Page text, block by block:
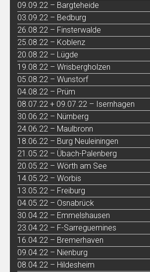
09.09.22 – Bargteheide
03.09.22 – Bedburg
26.08.22 – Finsterwalde
25.08.22 – Koblenz
20.08.22 – Lügde
19.08.22 – Wrisbergholzen
05.08.22 – Wunstorf
04.08.22 – Prüm
08.07.22 + 09.07.22 – Isernhagen
30.06.22 – Nürnberg
24.06.22 – Maulbronn
18.06.22 – Burg Neuleiningen
21.05.22 – Übach-Palenberg
20.05.22 – Wörth am See
14.05.22 – Worbis
13.05.22 – Freiburg
04.05.22 – Osnabrück
30.04.22 – Emmelshausen
23.04.22 – F-Sarreguemines
16.04.22 – Bremerhaven
09.04.22 – Nienburg
08.04.22 – Hildesheim